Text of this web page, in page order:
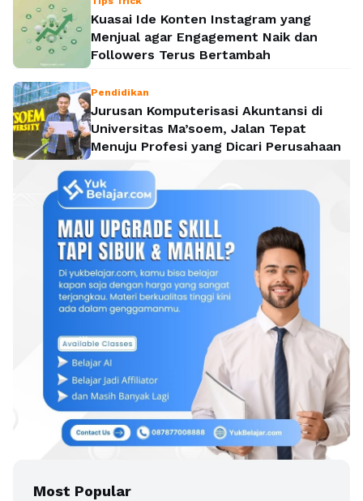
Kuasai Ide Konten Instagram yang
Menjual agar Engagement Naik dan
Followers Terus Bertambah
Pendidikan
Jurusan Komputerisasi Akuntansi di
Universitas Ma’soem, Jalan Tepat
Menuju Profesi yang Dicari Perusahaan
Most Popular